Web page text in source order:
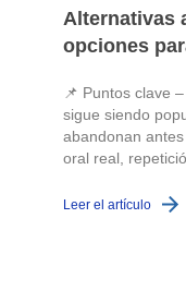
Alternativas
opciones
📌 Puntos clave
sigue siendo
abandonan
oral real,
Leer el artículo